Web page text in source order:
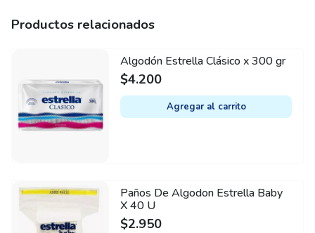
Productos relacionados
Algodón Estrella Clásico x 300 gr
$4.200
Agregar al carrito
Paños De Algodon Estrella Baby
X 40 U
$2.950